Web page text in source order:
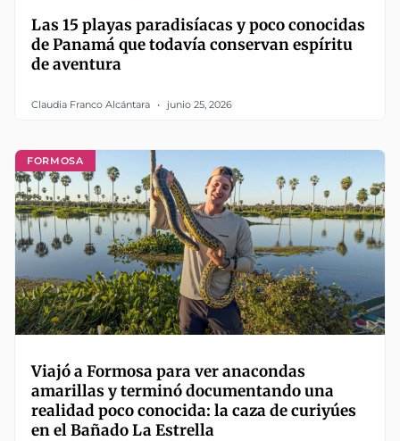
Las 15 playas paradisíacas y poco conocidas
de Panamá que todavía conservan espíritu
de aventura
Claudia Franco Alcántara junio 25, 2026
FORMOSA
Viajó a Formosa para ver anacondas
amarillas y terminó documentando una
realidad poco conocida: la caza de curiyúes
en el Bañado La Estrella